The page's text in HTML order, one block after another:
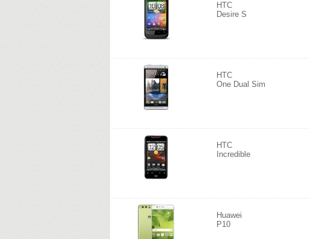
HTC
Desire S
HTC
One Dual Sim
HTC
Incredible
Huawei
P10